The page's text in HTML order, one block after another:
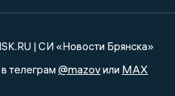
| СИ «Новости Брянска»
телеграм @mazovили MAX